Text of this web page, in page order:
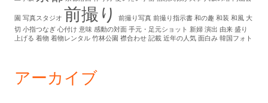
園 写真スタジオ 前撮り 前撮り写真 前撮り指示書 和の趣 和装 和風 大
切 小指つなぎ 心付け 意味 感動の対面 手元・足元ショット 新婦 演出 由来 盛り
上げる 着物 着物レンタル 竹林公園 襟合わせ 記載 近年の人気 面白み 韓国フォト
アーカイブ